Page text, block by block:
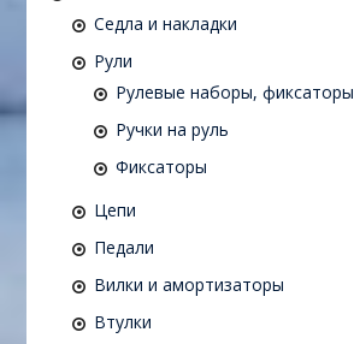
Седла и накладки
Рули
Рулевые наборы, фиксаторы
Ручки на руль
Фиксаторы
Цепи
Педали
Вилки и амортизаторы
Втулки